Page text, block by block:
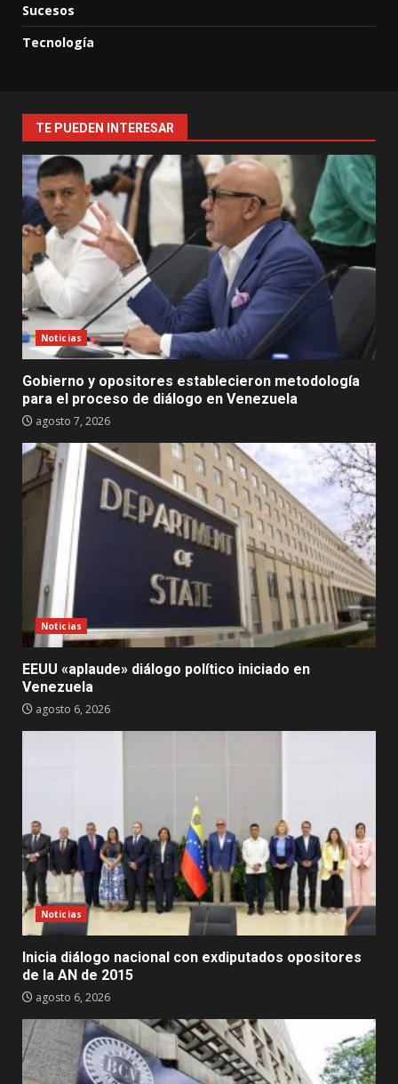
Sucesos
Tecnología
TE PUEDEN INTERESAR
Noticias
Gobierno y opositores establecieron metodología
para el proceso de diálogo en Venezuela
agosto 7, 2026
Noticias
EEUU «aplaude» diálogo político iniciado en
Venezuela
agosto 6, 2026
Noticias
Inicia diálogo nacional con exdiputados opositores
de la AN de 2015
agosto 6, 2026